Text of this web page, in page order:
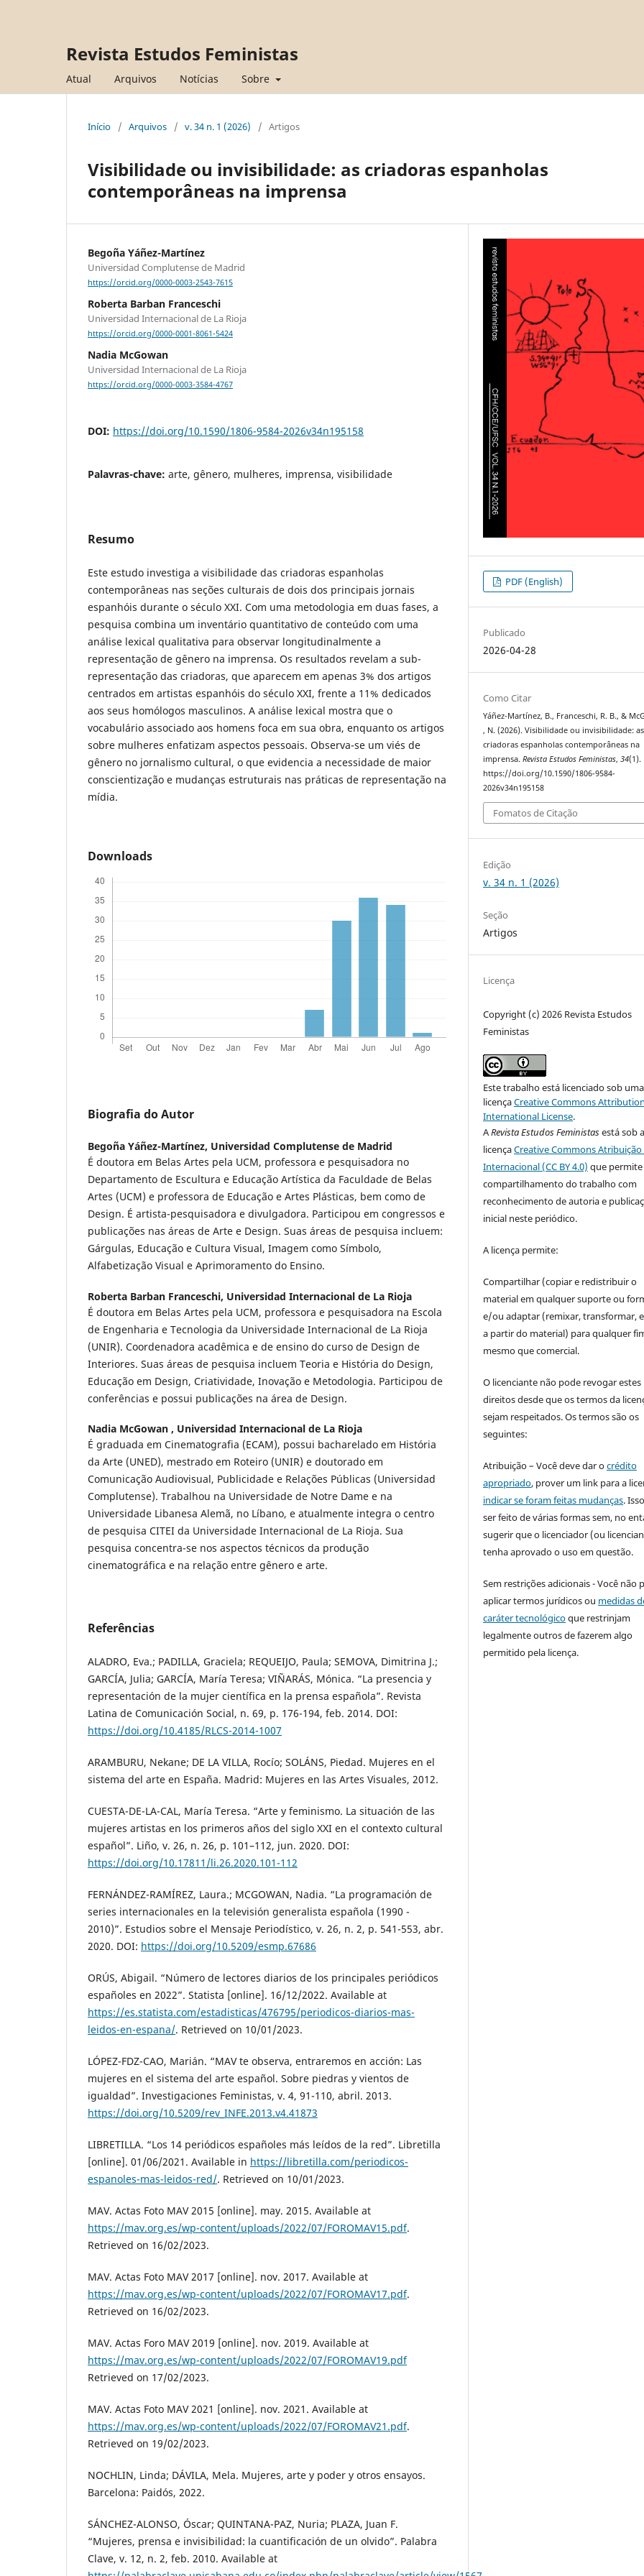
Revista Estudos Feministas
Atual Arquivos Notícias Sobre
Início / Arquivos / v. 34 n. 1 (2026) / Artigos
Visibilidade ou invisibilidade: as criadoras espanholas
contemporâneas na imprensa
Begoña Yáñez-Martínez
Universidad Complutense de Madrid
https://orcid.org/0000-0003-2543-7615
Roberta Barban Franceschi
Universidad Internacional de La Rioja
https://orcid.org/0000-0001-8061-5424
Nadia McGowan
Universidad Internacional de La Rioja
https://orcid.org/0000-0003-3584-4767
DOI: https://doi.org/10.1590/1806-9584-2026v34n195158
Palavras-chave: arte, gênero, mulheres, imprensa, visibilidade
Resumo
Este estudo investiga a visibilidade das criadoras espanholas
contemporâneas nas seções culturais de dois dos principais jornais
espanhóis durante o século XXI. Com uma metodologia em duas fases, a
pesquisa combina um inventário quantitativo de conteúdo com uma
análise lexical qualitativa para observar longitudinalmente a
representação de gênero na imprensa. Os resultados revelam a sub-
representação das criadoras, que aparecem em apenas 3% dos artigos
centrados em artistas espanhóis do século XXI, frente a 11% dedicados
aos seus homólogos masculinos. A análise lexical mostra que o
vocabulário associado aos homens foca em sua obra, enquanto os artigos
sobre mulheres enfatizam aspectos pessoais. Observa-se um viés de
gênero no jornalismo cultural, o que evidencia a necessidade de maior
conscientização e mudanças estruturais nas práticas de representação na
mídia.
Downloads
Biografia do Autor
Begoña Yáñez-Martínez, Universidad Complutense de Madrid
É doutora em Belas Artes pela UCM, professora e pesquisadora no
Departamento de Escultura e Educação Artística da Faculdade de Belas
Artes (UCM) e professora de Educação e Artes Plásticas, bem como de
Design. É artista-pesquisadora e divulgadora. Participou em congressos e
publicações nas áreas de Arte e Design. Suas áreas de pesquisa incluem:
Gárgulas, Educação e Cultura Visual, Imagem como Símbolo,
Alfabetização Visual e Aprimoramento do Ensino.
Roberta Barban Franceschi, Universidad Internacional de La Rioja
É doutora em Belas Artes pela UCM, professora e pesquisadora na Escola
de Engenharia e Tecnologia da Universidade Internacional de La Rioja
(UNIR). Coordenadora acadêmica e de ensino do curso de Design de
Interiores. Suas áreas de pesquisa incluem Teoria e História do Design,
Educação em Design, Criatividade, Inovação e Metodologia. Participou de
conferências e possui publicações na área de Design.
Nadia McGowan , Universidad Internacional de La Rioja
É graduada em Cinematografia (ECAM), possui bacharelado em História
da Arte (UNED), mestrado em Roteiro (UNIR) e doutorado em
Comunicação Audiovisual, Publicidade e Relações Públicas (Universidad
Complutense). Trabalhou na Universidade de Notre Dame e na
Universidade Libanesa Alemã, no Líbano, e atualmente integra o centro
de pesquisa CITEI da Universidade Internacional de La Rioja. Sua
pesquisa concentra-se nos aspectos técnicos da produção
cinematográfica e na relação entre gênero e arte.
Referências
ALADRO, Eva.; PADILLA, Graciela; REQUEIJO, Paula; SEMOVA, Dimitrina J.;
GARCÍA, Julia; GARCÍA, María Teresa; VIÑARÁS, Mónica. “La presencia y
representación de la mujer científica en la prensa española”. Revista
Latina de Comunicación Social, n. 69, p. 176-194, feb. 2014. DOI:
https://doi.org/10.4185/RLCS-2014-1007
ARAMBURU, Nekane; DE LA VILLA, Rocío; SOLÁNS, Piedad. Mujeres en el
sistema del arte en España. Madrid: Mujeres en las Artes Visuales, 2012.
CUESTA-DE-LA-CAL, María Teresa. “Arte y feminismo. La situación de las
mujeres artistas en los primeros años del siglo XXI en el contexto cultural
español”. Liño, v. 26, n. 26, p. 101–112, jun. 2020. DOI:
https://doi.org/10.17811/li.26.2020.101-112
FERNÁNDEZ-RAMÍREZ, Laura.; MCGOWAN, Nadia. “La programación de
series internacionales en la televisión generalista española (1990 -
2010)”. Estudios sobre el Mensaje Periodístico, v. 26, n. 2, p. 541-553, abr.
2020. DOI: https://doi.org/10.5209/esmp.67686
ORÚS, Abigail. “Número de lectores diarios de los principales periódicos
españoles en 2022”. Statista [online]. 16/12/2022. Available at
https://es.statista.com/estadisticas/476795/periodicos-diarios-mas-
leidos-en-espana/. Retrieved on 10/01/2023.
LÓPEZ-FDZ-CAO, Marián. “MAV te observa, entraremos en acción: Las
mujeres en el sistema del arte español. Sobre piedras y vientos de
igualdad”. Investigaciones Feministas, v. 4, 91-110, abril. 2013.
https://doi.org/10.5209/rev_INFE.2013.v4.41873
LIBRETILLA. “Los 14 periódicos españoles más leídos de la red”. Libretilla
[online]. 01/06/2021. Available in https://libretilla.com/periodicos-
espanoles-mas-leidos-red/. Retrieved on 10/01/2023.
MAV. Actas Foto MAV 2015 [online]. may. 2015. Available at
https://mav.org.es/wp-content/uploads/2022/07/FOROMAV15.pdf.
Retrieved on 16/02/2023.
MAV. Actas Foto MAV 2017 [online]. nov. 2017. Available at
https://mav.org.es/wp-content/uploads/2022/07/FOROMAV17.pdf.
Retrieved on 16/02/2023.
MAV. Actas Foro MAV 2019 [online]. nov. 2019. Available at
https://mav.org.es/wp-content/uploads/2022/07/FOROMAV19.pdf
Retrieved on 17/02/2023.
MAV. Actas Foto MAV 2021 [online]. nov. 2021. Available at
https://mav.org.es/wp-content/uploads/2022/07/FOROMAV21.pdf.
Retrieved on 19/02/2023.
NOCHLIN, Linda; DÁVILA, Mela. Mujeres, arte y poder y otros ensayos.
Barcelona: Paidós, 2022.
SÁNCHEZ-ALONSO, Óscar; QUINTANA-PAZ, Nuria; PLAZA, Juan F.
“Mujeres, prensa e invisibilidad: la cuantificación de un olvido”. Palabra
Clave, v. 12, n. 2, feb. 2010. Available at
PDF (English)
Publicado
2026-04-28
Como Citar
Yáñez-Martínez, B., Franceschi, R. B., &
, N. (2026). Visibilidade ou invisibilidade: as
criadoras espanholas contemporâneas na
imprensa.Revista Estudos Feministas,34(1).
https://doi.org/10.1590/1806-9584-
2026v34n195158
Fomatos de Citação
Edição
v. 34 n. 1 (2026)
Seção
Artigos
Licença
Copyright (c) 2026 Revista Estudos
Feministas
Este trabalho está licenciado sob uma
licençaCreative Commons
International License.
ARevista Estudos Feministasestá sob a
licençaCreative Commons Atribuição
Internacional (CC BY 4.0) que
compartilhamento do trabalho com
reconhecimento de autoria e
inicial neste periódico.
A licença permite:
Compartilhar (copiar e redistribuir o
material em qualquer suporte ou
e/ou adaptar (remixar, transformar,
a partir do material) para qualquer
mesmo que comercial.
O licenciante não pode revogar estes
direitos desde que os termos da
sejam respeitados. Os termos são os
seguintes:
Atribuição – Você deve dar ocrédito
apropriado, prover um link para a
indicar se foram feitas mudanças.
ser feito de várias formas sem, no
sugerir que o licenciador (ou
tenha aprovado o uso em questão.
Sem restrições adicionais - Você não
aplicar termos jurídicos ou medidas
caráter tecnológicoque restrinjam
legalmente outros de fazerem algo
permitido pela licença.